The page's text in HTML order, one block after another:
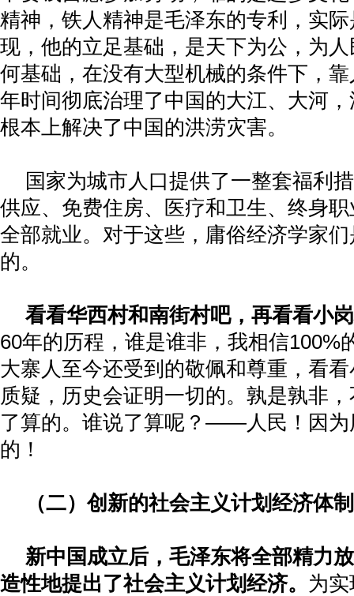
精神，铁人精神是毛泽东的专利，实
现，他的立足基础，是天下为公，为
何基础，在没有大型机械的条件下，
年时间彻底治理了中国的大江、大河
根本上解决了中国的洪涝灾害。
国家为城市人口提供了一整套福利
供应、免费住房、医疗和卫生、终身
全部就业。对于这些，庸俗经济学家
的。
看看华西村和南街村吧，再看看小
60年的历程，谁是谁非，我相信100%
大寨人至今还受到的敬佩和尊重，看
质疑，历史会证明一切的。孰是孰非
了算的。谁说了算呢？——人民！因为
的！
（二）创新的社会主义计划经济体
新中国成立后，毛泽东将全部精力
造性地提出了社会主义计划经济。 为